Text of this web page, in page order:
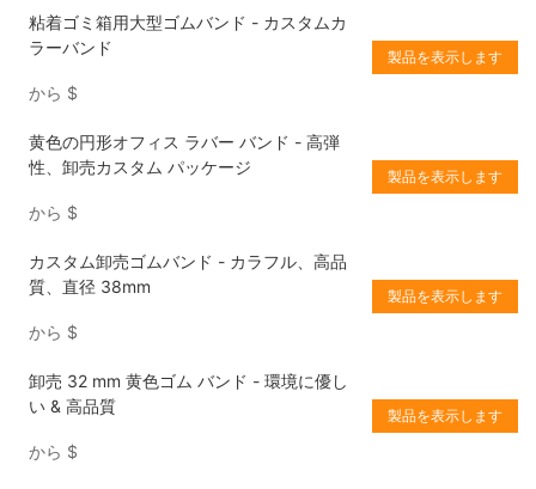
粘着ゴミ箱用大型ゴムバンド - カスタムカ
ラーバンド
から $
製品を表示します
黄色の円形オフィス ラバー バンド - 高弾
性、卸売カスタム パッケージ
から $
製品を表示します
カスタム卸売ゴムバンド - カラフル、高品
質、直径 38mm
から $
製品を表示します
卸売 32 mm 黄色ゴム バンド - 環境に優し
い & 高品質
から $
製品を表示します